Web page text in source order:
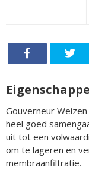
Gouverneur
heel goed
uit tot een
om te lageren en
membraanfiltratie.